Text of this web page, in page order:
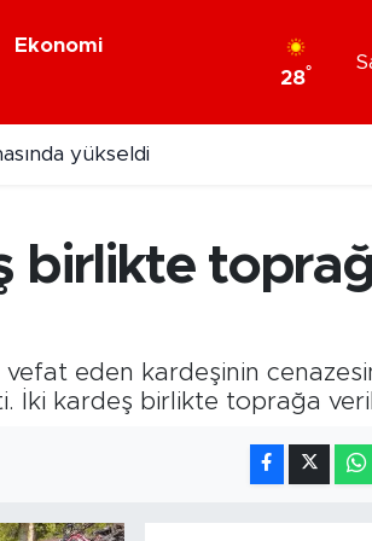
Ekonomi
28°
yükseldi
birlikte
eden kardeşinin
İki kardeş birlikte toprağa